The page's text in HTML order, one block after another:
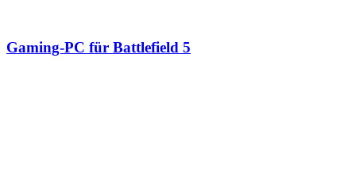
Gaming-PC für Battlefield 5